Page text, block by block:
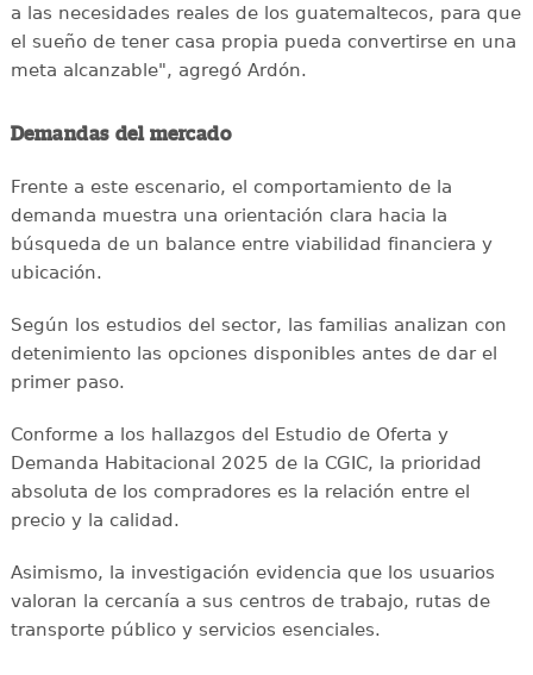
a las necesidades reales de los guatemaltecos, para que
el sueño de tener casa propia pueda convertirse en una
meta alcanzable", agregó Ardón.
Demandas del mercado
Frente a este escenario, el comportamiento de la
demanda muestra una orientación clara hacia la
búsqueda de un balance entre viabilidad financiera y
ubicación.
Según los estudios del sector, las familias analizan con
detenimiento las opciones disponibles antes de dar el
primer paso.
Conforme a los hallazgos del Estudio de Oferta y
Demanda Habitacional 2025 de la CGIC, la prioridad
absoluta de los compradores es la relación entre el
precio y la calidad.
Asimismo, la investigación evidencia que los usuarios
valoran la cercanía a sus centros de trabajo, rutas de
transporte público y servicios esenciales.